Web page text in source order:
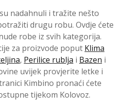
nadahnuli i tražite nešto
drugu robu. Ovdje ćete
robe iz svih kategorija.
za proizvode poput Klima
, Perilice rublja i Bazen i
uvijek provjerite letke i
Kimbino pronaći ćete
tijekom Kolovoz.